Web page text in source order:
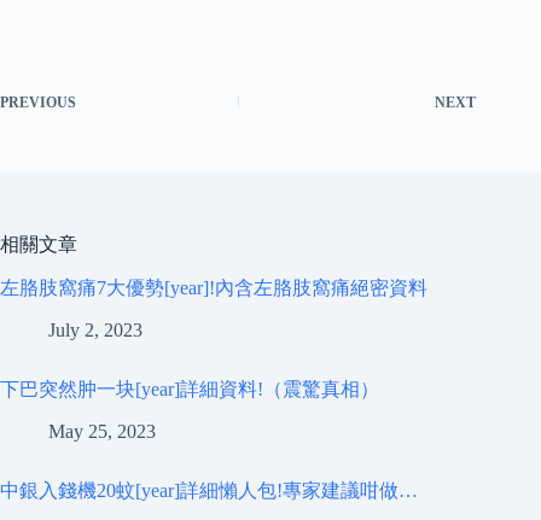
PREVIOUS NEXT
相關文章
左胳肢窩痛7大優勢[year]!內含左胳肢窩痛絕密資料
July 2, 2023
下巴突然肿一块[year]詳細資料!（震驚真相）
May 25, 2023
中銀入錢機20蚊[year]詳細懶人包!專家建議咁做…